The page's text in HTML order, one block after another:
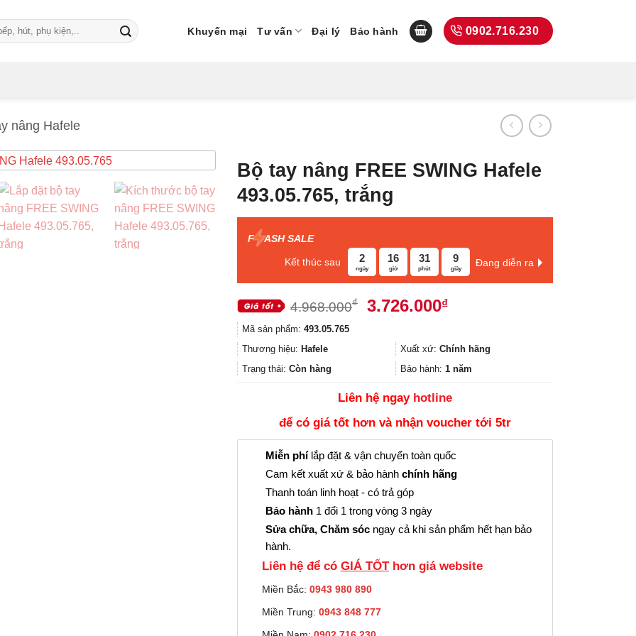
Khuyến mại Tư vấn Đại lý Bảo hành 0902.716.230
nâng Hafele
Bộ tay nâng FREE SWING Hafele
493.05.765, trắng
F ASH SALE
Kết thúc sau 2
ngày
16
giờ
31
phút
8
giây
Đang diễn ra
4.968.000₫
Giá
4.968.000₫.
3.726.000₫Giá
là:
3.726.000₫.
Mã sản phẩm: 493.05.765
Thương hiệu: Hafele Xuất xứ: Chính hãng
Trạng thái: Còn hàng Bảo hành: 1 năm
Liên hệ ngay hotline
để có giá tốt hơn và nhận voucher tới 5tr
Miễn phílắp đặt & vận chuyển toàn quốc
Cam kết xuất xứ & bảo hành chính hãng
Thanh toán linh hoạt - có trả góp
Bảo hành 1 đổi 1 trong vòng 3 ngày
Sửa chữa, Chăm sóc ngay cả khi sản phẩm hết hạn bảo
hành.
Liên hệ để có GIÁ TỐThơn giá website
Miền Bắc: 0943 980 890
Miền Trung: 0943 848 777